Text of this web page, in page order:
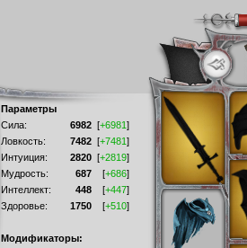
Параметры
Сила:
6982 [+6981]
Ловкость:
7482 [+7481]
Интуиция:
2820 [+2819]
Мудрость:
687 [+686]
Интеллект:
448 [+447]
Здоровье:
1750 [+510]
Модификаторы: